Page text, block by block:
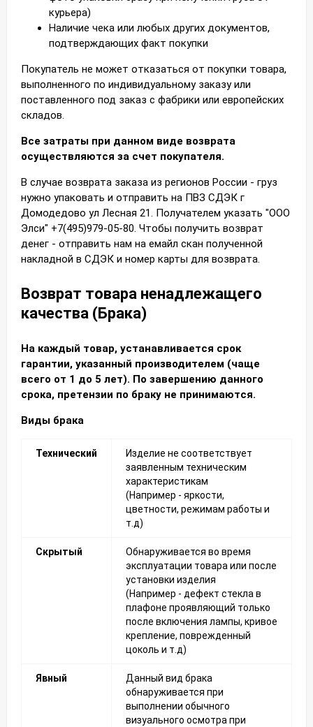
курьера)
Наличие чека или любых других документов,
подтверждающих факт покупки
Покупатель не может отказаться от покупки товара,
выполненного по индивидуальному заказу или
поставленного под заказ с фабрики или европейских
складов.
Все затраты при данном виде возврата
осуществляются за счет покупателя.
В случае возврата заказа из регионов России - груз
нужно упаковать и отправить на ПВЗ СДЭК г
Домодедово ул Лесная 21. Получателем указать "ООО
Элси" +7(495)979-05-80. Чтобы получить возврат
денег - отправить нам на емайл скан полученной
накладной в СДЭК и номер карты для возврата.
Возврат товара ненадлежащего
качества (Брака)
На каждый товар, устанавливается срок
гарантии, указанный производителем (чаще
всего от 1 до 5 лет). По завершению данного
срока, претензии по браку не принимаются.
Виды брака
Технический
Изделие не соответствует
заявленным техническим
характеристикам
(Например - яркости,
цветности, режимам работы и
т.д)
Скрытый
Обнаруживается во время
эксплуатации товара или после
установки изделия
(Например - дефект стекла в
плафоне проявляющий только
после включения лампы, кривое
крепление, поврежденный
цоколь и т.д)
Явный
Данный вид брака
обнаруживается при
выполнении обычного
визуального осмотра при